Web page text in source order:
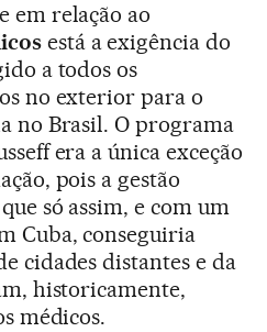
em relação ao
está a exigência do
a todos os
no exterior para o
no Brasil. O programa
era a única exceção
pois a gestão
só assim, e com um
Cuba, conseguiria
cidades distantes e da
historicamente,
médicos.